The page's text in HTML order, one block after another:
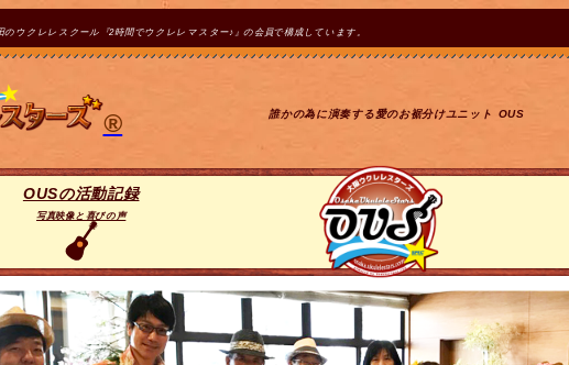
のウクレレスクール『2時間でウクレレマスター♪』の会員で構成しています。
® 誰かの為に演奏する愛のお裾分けユニット OUS
OUSの活動記録
写真映像と喜びの声